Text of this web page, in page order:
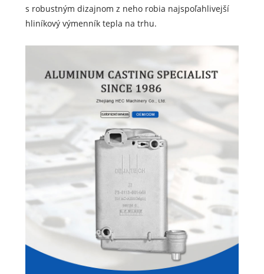
s robustným dizajnom z neho robia najspoľahlivejší
hliníkový výmenník tepla na trhu.